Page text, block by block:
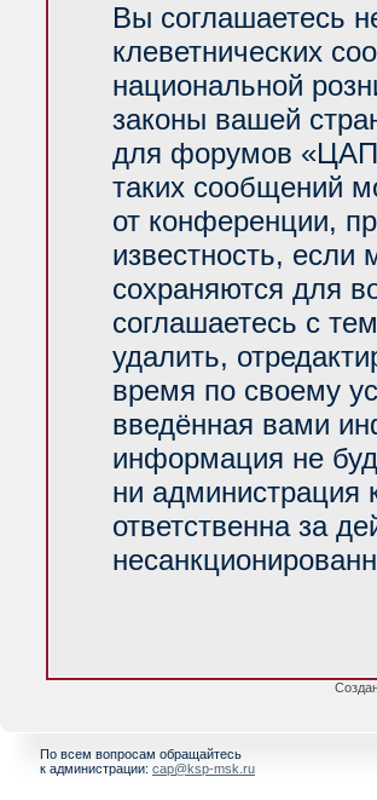
Вы соглашаетесь
клеветнических
национальной
законы вашей
для форумов
таких сообщений
от конференции,
известность,
сохраняются для
соглашаетесь с
удалить,
время по своему
введённая вами
информация не
ни
ответственна за
По всем вопросам обращайтесь
к администрации: cap@ksp-msk.ru